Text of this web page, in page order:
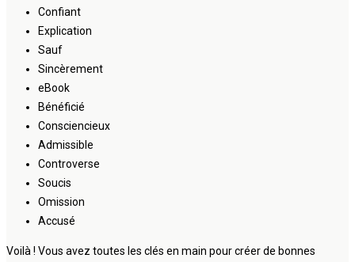
Confiant
Explication
Sauf
Sincèrement
eBook
Bénéficié
Consciencieux
Admissible
Controverse
Soucis
Omission
Accusé
Voilà ! Vous avez toutes les clés en main pour créer de bonnes